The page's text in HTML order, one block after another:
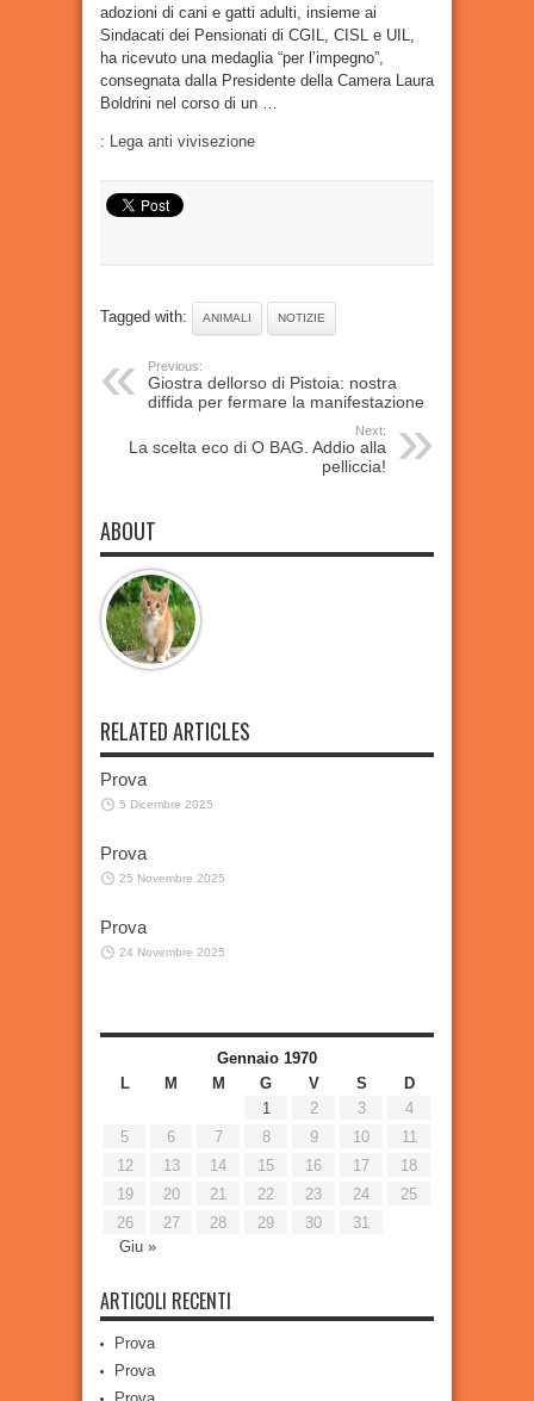
adozioni di cani e gatti adulti, insieme ai
Sindacati dei Pensionati di CGIL, CISL e UIL,
ha ricevuto una medaglia “per l’impegno”,
consegnata dalla Presidente della Camera Laura
Boldrini nel corso di un …
: Lega anti vivisezione
Tagged with: ANIMALI NOTIZIE
Previous:
Giostra dellorso di Pistoia: nostra
diffida per fermare la manifestazione
Next:
La scelta eco di O BAG. Addio alla
pelliccia!
ABOUT
RELATED ARTICLES
Prova
5 Dicembre 2025
Prova
25 Novembre 2025
Prova
24 Novembre 2025
Gennaio 1970
L
M M G V S
D
1
2 3
4
5
6 7 8 9 10
11
12
13 14 15 16 17
18
19
20 21 22 23 24
25
26
27 28 29 30
31
Giu »
ARTICOLI RECENTI
Prova
Prova